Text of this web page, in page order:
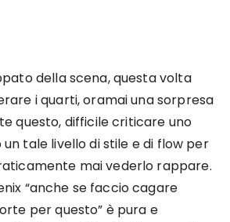
della scena, questa volta
i quarti, oramai una sorpresa
questo, difficile criticare uno
tale livello di stile e di flow per
mai vederlo rappare.
“anche se faccio cagare
per questo” è pura e